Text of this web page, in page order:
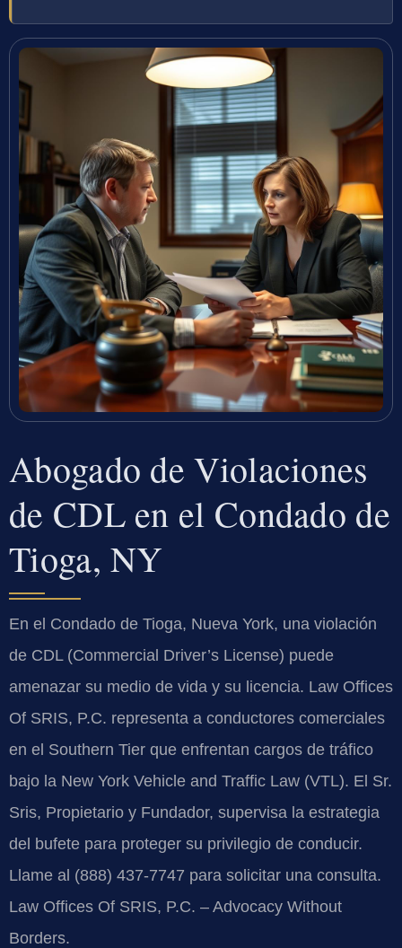
Abogado de Violaciones
de CDL en el Condado de
Tioga, NY
En el Condado de Tioga, Nueva York, una violación
de CDL (Commercial Driver’s License) puede
amenazar su medio de vida y su licencia. Law Offices
Of SRIS, P.C. representa a conductores comerciales
en el Southern Tier que enfrentan cargos de tráfico
bajo la New York Vehicle and Traffic Law (VTL). El Sr.
Sris, Propietario y Fundador, supervisa la estrategia
del bufete para proteger su privilegio de conducir.
Llame al (888) 437-7747 para solicitar una consulta.
Law Offices Of SRIS, P.C. – Advocacy Without
Borders.